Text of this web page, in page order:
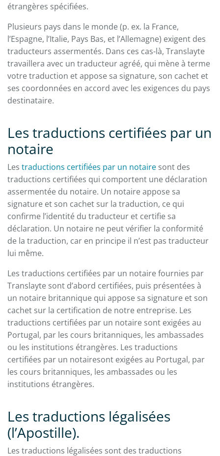
étrangères spécifiées.
Plusieurs pays dans le monde (p. ex. la France,
l’Espagne, l’Italie, Pays Bas, et l’Allemagne) exigent des
traducteurs assermentés. Dans ces cas-là, Translayte
travaillera avec un traducteur agréé, qui mène à terme
votre traduction et appose sa signature, son cachet et
ses coordonnées en accord avec les exigences du pays
destinataire.
Les traductions certifiées par un
notaire
Les traductions certifiées par un notaire sont des
traductions certifiées qui comportent une déclaration
assermentée du notaire. Un notaire appose sa
signature et son cachet sur la traduction, ce qui
confirme l’identité du traducteur et certifie sa
déclaration. Un notaire ne peut vérifier la conformité
de la traduction, car en principe il n’est pas traducteur
lui même.
Les traductions certifiées par un notaire fournies par
Translayte sont d’abord certifiées, puis présentées à
un notaire britannique qui appose sa signature et son
cachet sur la certification de notre entreprise. Les
traductions certifiées par un notaire sont exigées au
Portugal, par les cours britanniques, les ambassades
ou les institutions étrangères. Les traductions
certifiées par un notairesont exigées au Portugal, par
les cours britanniques, les ambassades ou les
institutions étrangères.
Les traductions légalisées
(l’Apostille).
Les traductions légalisées sont des traductions